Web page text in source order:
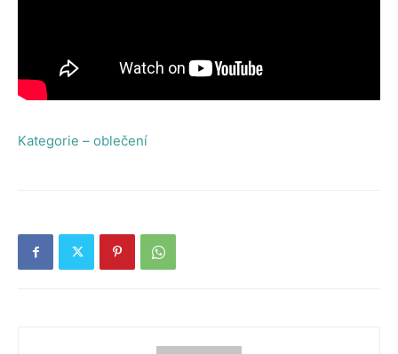
Kategorie – oblečení